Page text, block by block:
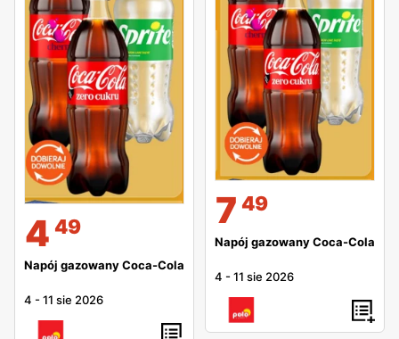
4 49
Napój gazowany Coca-Cola
4 -11 sie 2026
7 49
Napój gazowany Coca-Cola
4 -11 sie 2026